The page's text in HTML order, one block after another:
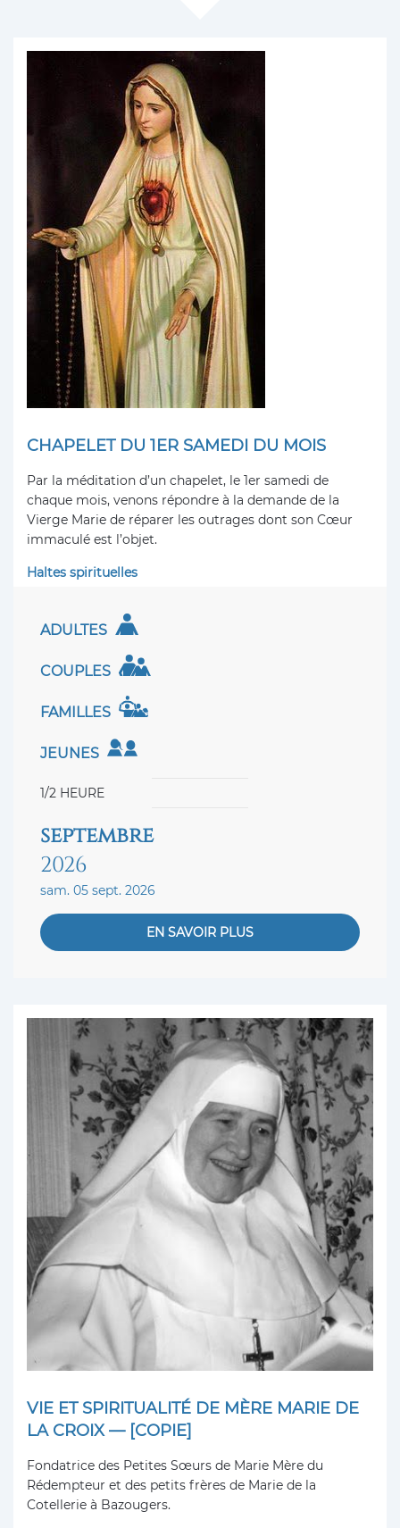
CHAPELET DU 1ER SAMEDI DU MOIS
Par la méditation d’un chapelet, le 1er samedi de
chaque mois, venons répondre à la demande de la
Vierge Marie de réparer les outrages dont son Cœur
immaculé est l’objet.
Haltes spirituelles
ADULTES
COUPLES
FAMILLES
JEUNES
1/2 HEURE
septembre
2026
sam. 05 sept. 2026
EN SAVOIR PLUS
VIE ET SPIRITUALITÉ DE MÈRE MARIE DE
LA CROIX — [COPIE]
Fondatrice des Petites Sœurs de Marie Mère du
Rédempteur et des petits frères de Marie de la
Cotellerie à Bazougers.